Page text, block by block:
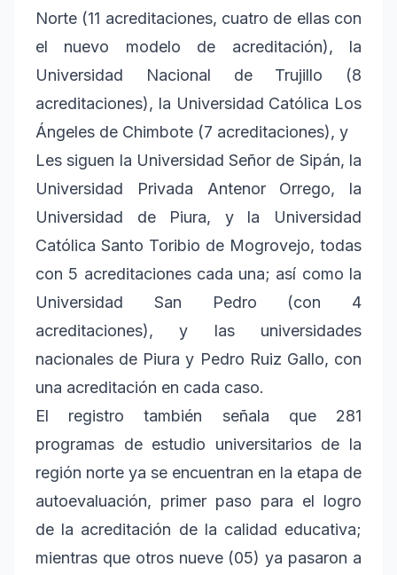
Norte (11 acreditaciones, cuatro de ellas con
el nuevo modelo de acreditación), la
Universidad Nacional de Trujillo (8
acreditaciones), la Universidad Católica Los
Ángeles de Chimbote (7 acreditaciones), y
Les siguen la Universidad Señor de Sipán, la
Universidad Privada Antenor Orrego, la
Universidad de Piura, y la Universidad
Católica Santo Toribio de Mogrovejo, todas
con 5 acreditaciones cada una; así como la
Universidad San Pedro (con 4
acreditaciones), y las universidades
nacionales de Piura y Pedro Ruiz Gallo, con
una acreditación en cada caso.
El registro también señala que 281
programas de estudio universitarios de la
región norte ya se encuentran en la etapa de
autoevaluación, primer paso para el logro
de la acreditación de la calidad educativa;
mientras que otros nueve (05) ya pasaron a